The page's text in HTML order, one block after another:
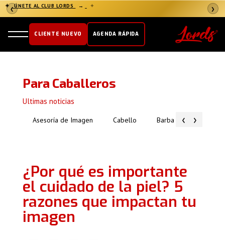
❮ ❯
✦ ÚNETE AL CLUB LORDS → ✦
CLIENTE NUEVO AGENDA RÁPIDA
Para Caballeros
Ultimas noticias
‹
Asesoría de Imagen Cabello Barba Piel
›
¿Por qué es importante
el cuidado de la piel? 5
razones que impactan tu
imagen